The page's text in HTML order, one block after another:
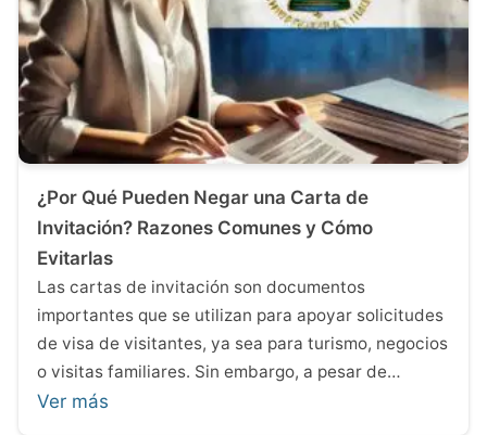
¿Por Qué Pueden Negar una Carta de
Invitación? Razones Comunes y Cómo
Evitarlas
Las cartas de invitación son documentos
importantes que se utilizan para apoyar solicitudes
de visa de visitantes, ya sea para turismo, negocios
o visitas familiares. Sin embargo, a pesar de…
Ver más